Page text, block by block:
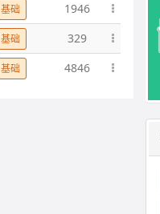
基础
1946
基础
329
基础 4846